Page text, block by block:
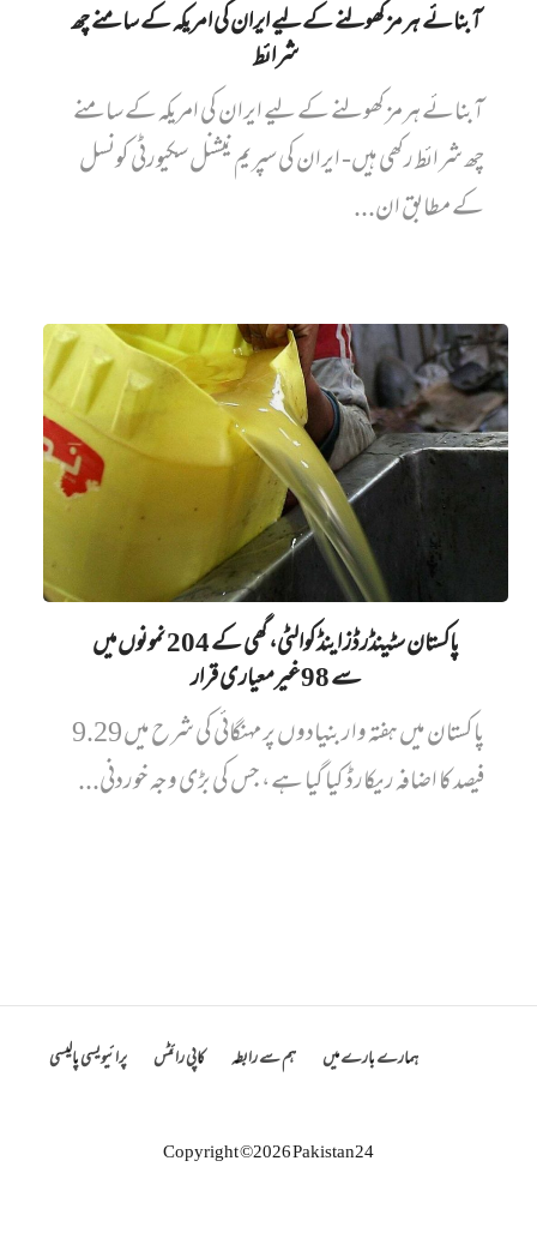
آبنائے ہرمز کھولنے کے لیے ایران کی امریکہ کے سامنے چھ
شرائط
آبنائے ہرمز کھولنے کے لیے ایران کی امریکہ کے سامنے
چھ شرائط رکھی ہیں- ایران کی سپریم نیشنل سکیورٹی کونسل
کے مطابق ان...
پاکستان سٹینڈرڈز اینڈ کوالٹی، گھی کے 204 نمونوں میں‌
سے 98 غیرمعیاری قرار
پاکستان میں ہفتہ وار بنیادوں پر مہنگائی کی شرح میں 9.29
فیصد کا اضافہ ریکارڈ کیا گیا ہے، جس کی بڑی وجہ خوردنی...
ہمارے بارے میں ہم سے رابطہ کاپی رائٹس پرائیویسی پالیسی
Copyright ©2026 Pakistan24